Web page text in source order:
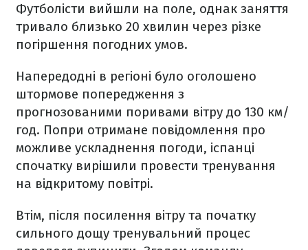
Футболісти вийшли на поле, однак заняття
тривало близько 20 хвилин через різке
погіршення погодних умов.
Напередодні в регіоні було оголошено
штормове попередження з
прогнозованими поривами вітру до 130 км/
год. Попри отримане повідомлення про
можливе ускладнення погоди, іспанці
спочатку вирішили провести тренування
на відкритому повітрі.
Втім, після посилення вітру та початку
сильного дощу тренувальний процес